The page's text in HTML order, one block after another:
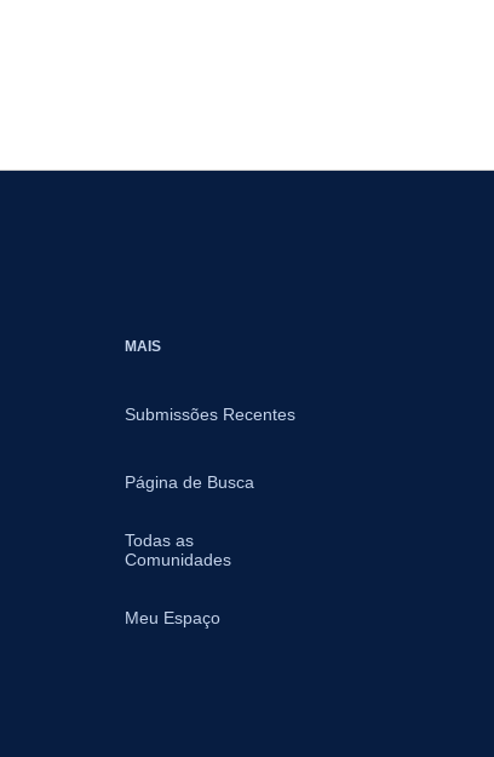
MAIS
Submissões Recentes
Página de Busca
Todas as
Comunidades
Meu Espaço